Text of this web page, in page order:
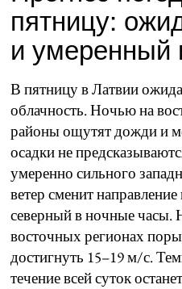
пятницу:
и умеренный
В пятницу в Латвии
облачность. Ночью на
районы ощутят дожди и
осадки не
умеренно сильного
ветер сменит
северный в ночные часы.
восточных регионах
достигнуть 15–19 м/с.
течение всей суток